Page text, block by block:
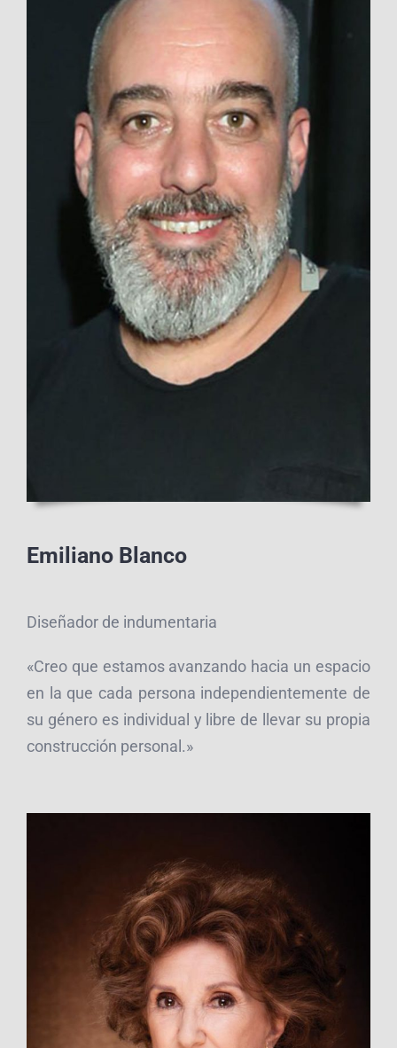
Emiliano Blanco
Diseñador de indumentaria
«Creo que estamos avanzando hacia un espacio
en la que cada persona independientemente de
su género es individual y libre de llevar su propia
construcción personal.»